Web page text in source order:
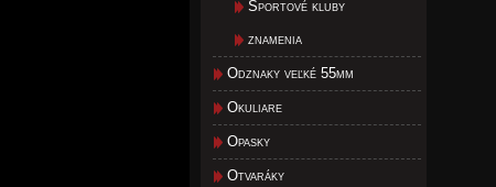
Sportové kluby
znamenia
Odznaky veľké 55mm
Okuliare
Opasky
Otvaráky